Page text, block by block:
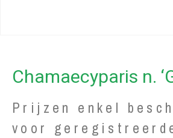
Chamaecyparis n.
Prijzen enkel
voor